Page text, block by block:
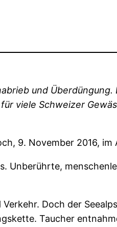
und
viele Schweizer
9. November 2016,
Unberührte,
Doch der
Taucher